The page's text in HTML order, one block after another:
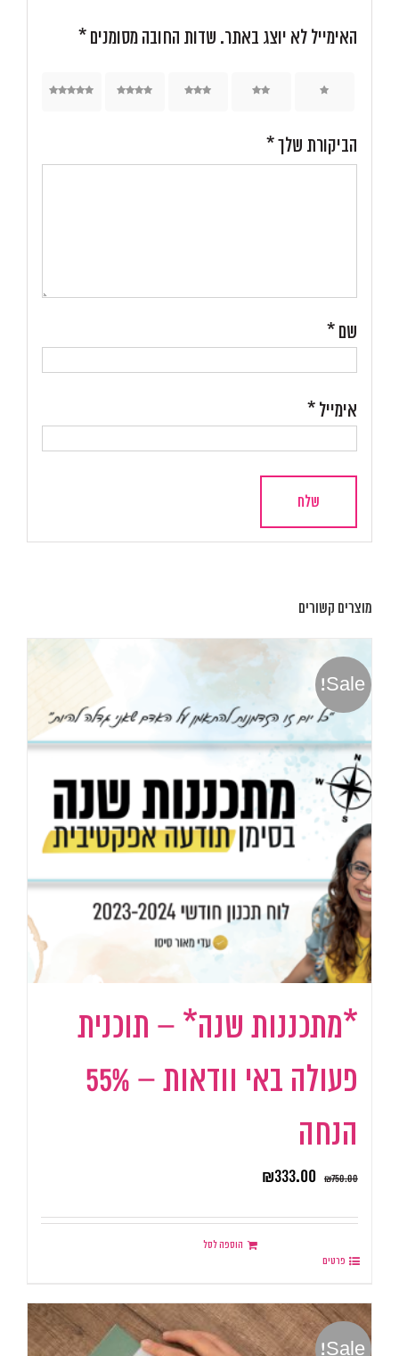
האימייל לא יוצג באתר. שדות החובה מסומנים *
3
4
5
הביקורת שלך*
שם *
אימייל *
מוצרים קשורים
Sale!
*מתכננות שנה* – תוכנית
פעולה באי וודאות – 55%
הנחה
₪750.00
₪333.00
הוספה לסל
פרטים
Sale!